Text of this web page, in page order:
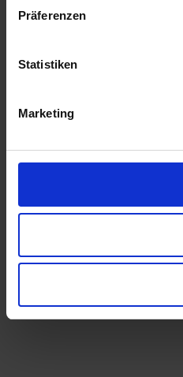
Präferenzen
Statistiken
Marketing